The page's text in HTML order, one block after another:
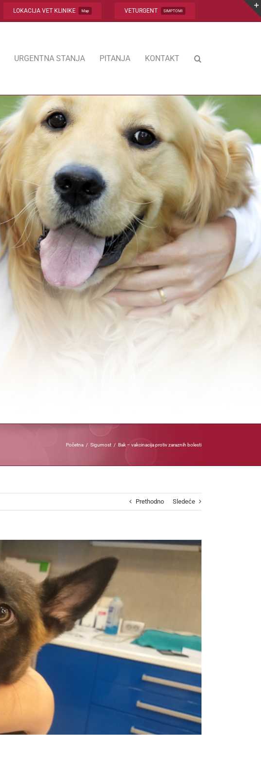
LOKACIJA VET KLINIKE Map VETURGENT SIMPTOMI
URGENTNA STANJA PITANJA KONTAKT
Početna Sigurnost Bak – vakcinacija protiv zaraznih bolesti
Prethodno Sledeće